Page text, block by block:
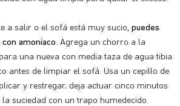
a salir o el sofá está muy sucio, puedes
amoniaco. Agrega un chorro a la
una nueva con media taza de agua tibia
antes de limpiar el sofá. Usa un cepillo de
y restregar, deja actuar cinco minutos
suciedad con un trapo humedecido.